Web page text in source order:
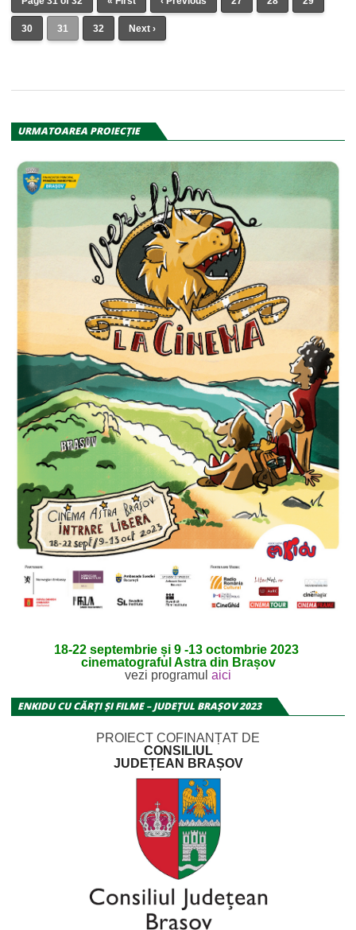
30 31 32 Next ›
URMATOAREA PROIECŢIE
18-22 septembrie și 9 -13 octombrie 2023
cinematograful Astra din Brașov
vezi programul aici
ENKIDU CU CĂRȚI ȘI FILME – JUDEȚUL BRAȘOV 2023
PROIECT COFINANȚAT DE
CONSILIUL
JUDEȚEAN BRAȘOV